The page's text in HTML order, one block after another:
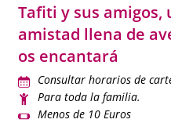
Tafiti y sus
amistad llena de
os encantará
Consultar horarios de
Para toda la familia.
Menos de 10 Euros